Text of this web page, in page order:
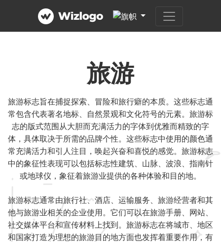
旅游
旅游标志旨在捕捉探索、冒险和旅行癖的本质。这些标志通
常包含代表著名地标、自然景观和文化符号的元素。旅游标
志的版式范围从大胆而充满活力的字体到优雅而精致的字
体，具体取决于所需的品牌个性。这些标志中使用的颜色通
常充满活力和引人注目，唤起兴奋和喜悦的感觉。旅游标志
中的象征性表现可以包括标志性建筑、山脉、波浪、指南针
或地球仪，象征着旅游业提供的各种体验和目的地。
旅游标志通常由旅行社、酒店、运输服务、旅游经营者和其
他与旅游业相关的企业使用。它们可以在旅游手册、网站、
社交媒体平台和宣传材料上找到。旅游标志在将城市、地区
和国家打造为理想的旅游目的地方面也发挥着重要作用，有